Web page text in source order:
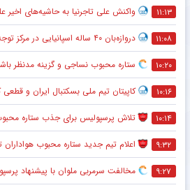
۱۱:۱۳ واکنش علی تاجرنیا به حاشیه‌های اخیر
۱۱:۰۸ دروازه‌بان ۴۰ ساله اسپانیایی در مرکز توجه استقلال
۱۰:۲۰ ستاره محبوب نساجی و گزینه مدنظر
۱۰:۱۶ کاپیتان تیم ملی بسکتبال ایران و قطعی
۱۰:۱۴ تلاش پرسپولیس برای جذب ستاره
۹:۳۲ اعلام تیم جدید ستاره محبوب هواداران تیم
۹:۲۷ مخالفت سرمربی ملوان با پیشنهاد